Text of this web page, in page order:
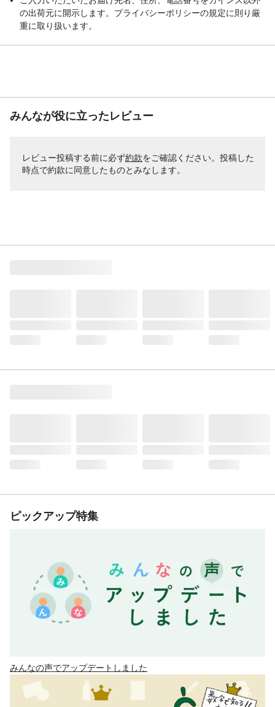
の出荷元に開示します。プライバシーポリシーの規定に則り厳
重に取り扱います。
みんなが役に立ったレビュー
レビュー投稿する前に必ず約款をご確認ください。投稿した
時点で約款に同意したものとみなします。
ピックアップ特集
みんなの声でアップデートしました